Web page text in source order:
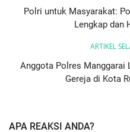
Polri untuk Masyarakat:
Lengkap dan
ARTIKEL
Anggota Polres Manggarai
Gereja di Kota
APA REAKSI ANDA?